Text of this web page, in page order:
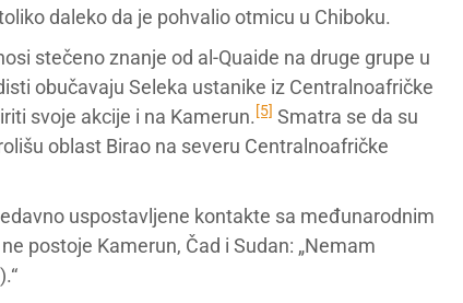
daleko da je pohvalio otmicu u Chiboku.
stečeno znanje od al-Quaide na druge grupe u
obučavaju Seleka ustanike iz Centralnoafričke
svoje akcije i na Kamerun. [5] Smatra se da su
oblast Birao na severu Centralnoafričke
uspostavljene kontakte sa međunarodnim
postoje Kamerun, Čad i Sudan: „Nemam